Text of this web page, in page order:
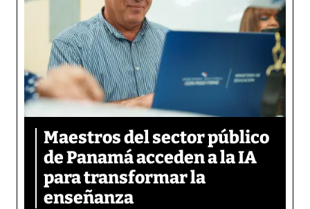
Maestros del sector público
de Panamá acceden a la IA
para transformar la
enseñanza